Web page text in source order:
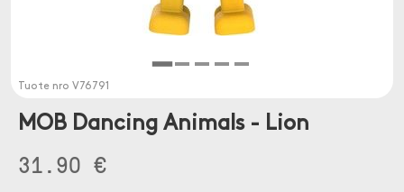
Tuote nro V76791
MOB Dancing Animals - Lion
31.90 €